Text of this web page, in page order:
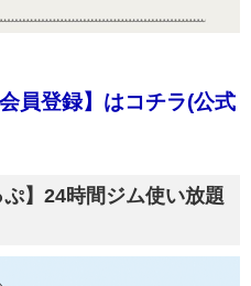
員登録】はコチラ(公式
】24時間ジム使い放題